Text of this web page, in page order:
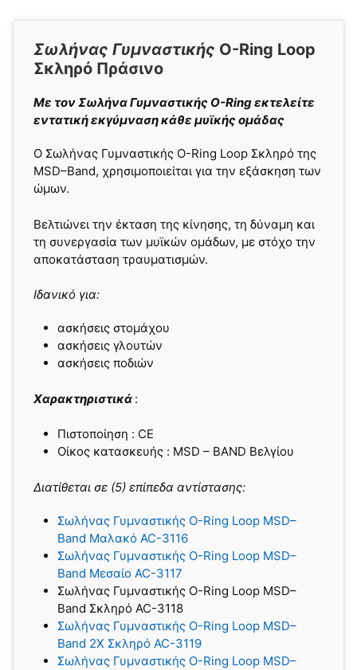
Σωλήνας Γυμναστικής O-Ring Loop
Σκληρό Πράσινο
Με τον Σωλήνα Γυμναστικής O-Ring εκτελείτε
εντατική εκγύμναση κάθε μυϊκής ομάδας
Ο Σωλήνας Γυμναστικής O-Ring Loop Σκληρό της
MSD–Band, χρησιμοποιείται για την εξάσκηση των
ώμων.
Βελτιώνει την έκταση της κίνησης, τη δύναμη και
τη συνεργασία των μυϊκών ομάδων, με στόχο την
αποκατάσταση τραυματισμών.
Ιδανικό για:
ασκήσεις στομάχου
ασκήσεις γλουτών
ασκήσεις ποδιών
Xαρακτηριστικά :
Πιστοποίηση : CE
Οίκος κατασκευής : MSD – BAND Βελγίου
Διατίθεται σε (5) επίπεδα αντίστασης:
Σωλήνας Γυμναστικής O-Ring Loop MSD–
Band Μαλακό AC-3116
Σωλήνας Γυμναστικής O-Ring Loop MSD–
Band Μεσαίο AC-3117
Σωλήνας Γυμναστικής O-Ring Loop MSD–
Band Σκληρό AC-3118
Σωλήνας Γυμναστικής O-Ring Loop MSD–
Band 2X Σκληρό AC-3119
Σωλήνας Γυμναστικής O-Ring Loop MSD–